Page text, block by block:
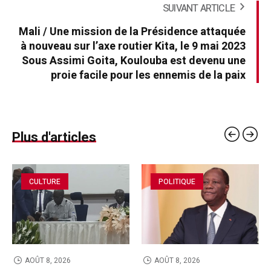
SUIVANT ARTICLE
Mali / Une mission de la Présidence attaquée
à nouveau sur l’axe routier Kita, le 9 mai 2023
Sous Assimi Goita, Koulouba est devenu une
proie facile pour les ennemis de la paix
Plus d'articles
CULTURE
AOÛT 8, 2026
POLITIQUE
AOÛT 8, 2026